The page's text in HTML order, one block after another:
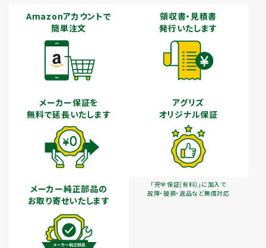
Amazonアカウントで
簡単注文
領収書・見積書
発行いたします
メーカー保証を
無料で延長いたします
アグリズ
オリジナル保証
「完全保証(有料)」に加入で
故障・破損・返品など無償対応
メーカー純正部品の
お取り寄せいたします